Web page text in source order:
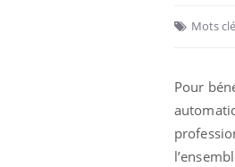
Mots
Pour
t-il